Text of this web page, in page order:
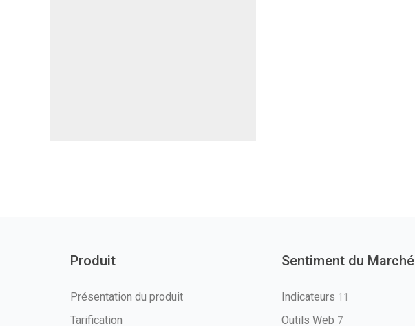
Produit
Présentation du produit
Tarification
Sentiment du Marché
Indicateurs 11
Outils Web 7